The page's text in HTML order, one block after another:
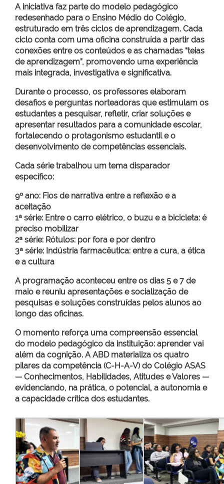
A iniciativa faz parte do modelo pedagógico
redesenhado para o Ensino Médio do Colégio,
estruturado em três ciclos de aprendizagem. Cada
ciclo conta com uma oficina construída a partir das
conexões entre os conteúdos e as chamadas “teias
de aprendizagem”, promovendo uma experiência
mais integrada, investigativa e significativa.
Durante o processo, os professores elaboram
desafios e perguntas norteadoras que estimulam os
estudantes a pesquisar, refletir, criar soluções e
apresentar resultados para a comunidade escolar,
fortalecendo o protagonismo estudantil e o
desenvolvimento de competências essenciais.
Cada série trabalhou um tema disparador
específico:
9º ano: Fios de narrativa entre a reflexão e a
aceitação
1ª série: Entre o carro elétrico, o buzu e a bicicleta: é
preciso mobilizar
2ª série: Rótulos: por fora e por dentro
3ª série: Indústria farmacêutica: entre a cura, a ética
e a cultura
A programação aconteceu entre os dias 5 e 7 de
maio e reuniu apresentações e socialização de
pesquisas e soluções construídas pelos alunos ao
longo das oficinas.
O momento reforça uma compreensão essencial
do modelo pedagógico da instituição: aprender vai
além da cognição. A ABD materializa os quatro
pilares da competência (C-H-A-V) do Colégio ASAS
— Conhecimentos, Habilidades, Atitudes e Valores —
evidenciando, na prática, o potencial, a autonomia e
a capacidade crítica dos estudantes.